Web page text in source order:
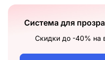
Система для
Скидки до -40% на